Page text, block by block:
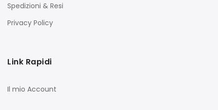
Spedizioni & Resi
Privacy Policy
Link Rapidi
Il mio Account